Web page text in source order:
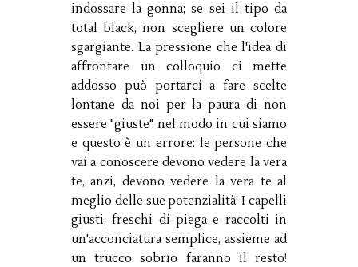
indossare la gonna; se sei il tipo da
total black, non scegliere un colore
sgargiante. La pressione che l'idea di
affrontare un colloquio ci mette
addosso può portarci a fare scelte
lontane da noi per la paura di non
essere "giuste" nel modo in cui siamo
e questo è un errore: le persone che
vai a conoscere devono vedere la vera
te, anzi, devono vedere la vera te al
meglio delle sue potenzialità! I capelli
giusti, freschi di piega e raccolti in
un'acconciatura semplice, assieme ad
un trucco sobrio faranno il resto!